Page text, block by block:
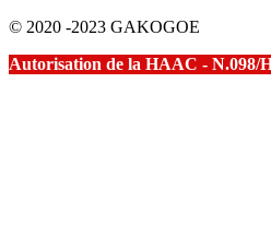
© 2020 -2023 GAKOGOE
Autorisation de la HAAC - N.098/